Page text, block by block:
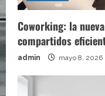
Coworking: la
compartidos
admin mayo 8, 2026